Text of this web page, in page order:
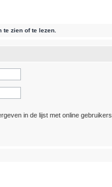
zien of te lezen.
in de lijst met online gebruikers